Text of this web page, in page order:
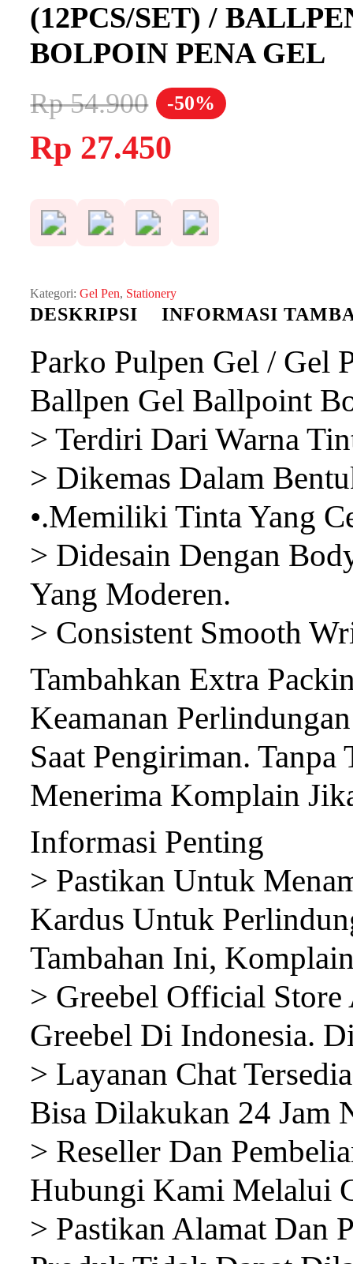
(12PCS/SET) /
BOLPOIN PENA GEL
-50%
Rp54.900
Harga
aslinya
adalah:
Rp 27.450
Kategori:Gel Pen, Stationery
DESKRIPSI INFORMASI
Parko Pulpen Gel / Gel
Ballpen Gel Ballpoint
> Terdiri Dari Warna
> Dikemas Dalam
•.Memiliki Tinta Yang
> Didesain Dengan
Yang Moderen.
> Consistent Smooth
Tambahkan Extra
Keamanan
Saat Pengiriman.
Menerima Komplain
Informasi Penting
> Pastikan Untuk
Kardus Untuk
Tambahan Ini,
> Greebel Official
Greebel Di Indonesia.
> Layanan Chat
Bisa Dilakukan 24 Jam
> Reseller Dan
Hubungi Kami Melalui
> Pastikan Alamat Dan